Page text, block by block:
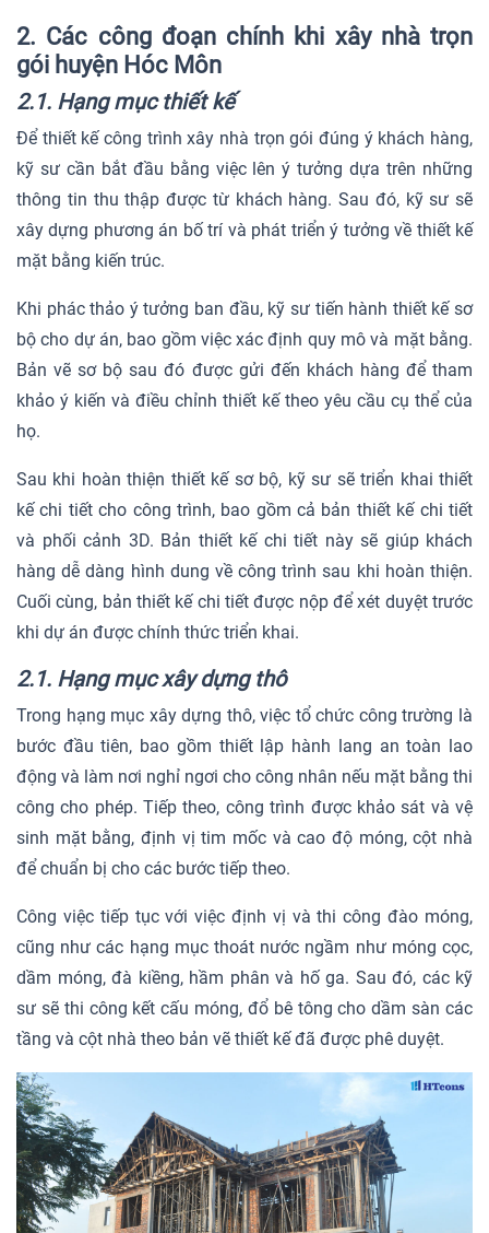
2. Các công đoạn chính khi xây nhà trọn
gói huyện Hóc Môn
2.1. Hạng mục thiết kế
Để thiết kế công trình xây nhà trọn gói đúng ý khách hàng,
kỹ sư cần bắt đầu bằng việc lên ý tưởng dựa trên những
thông tin thu thập được từ khách hàng. Sau đó, kỹ sư sẽ
xây dựng phương án bố trí và phát triển ý tưởng về thiết kế
mặt bằng kiến trúc.
Khi phác thảo ý tưởng ban đầu, kỹ sư tiến hành thiết kế sơ
bộ cho dự án, bao gồm việc xác định quy mô và mặt bằng.
Bản vẽ sơ bộ sau đó được gửi đến khách hàng để tham
khảo ý kiến và điều chỉnh thiết kế theo yêu cầu cụ thể của
họ.
Sau khi hoàn thiện thiết kế sơ bộ, kỹ sư sẽ triển khai thiết
kế chi tiết cho công trình, bao gồm cả bản thiết kế chi tiết
và phối cảnh 3D. Bản thiết kế chi tiết này sẽ giúp khách
hàng dễ dàng hình dung về công trình sau khi hoàn thiện.
Cuối cùng, bản thiết kế chi tiết được nộp để xét duyệt trước
khi dự án được chính thức triển khai.
2.1. Hạng mục xây dựng thô
Trong hạng mục xây dựng thô, việc tổ chức công trường là
bước đầu tiên, bao gồm thiết lập hành lang an toàn lao
động và làm nơi nghỉ ngơi cho công nhân nếu mặt bằng thi
công cho phép. Tiếp theo, công trình được khảo sát và vệ
sinh mặt bằng, định vị tim mốc và cao độ móng, cột nhà
để chuẩn bị cho các bước tiếp theo.
Công việc tiếp tục với việc định vị và thi công đào móng,
cũng như các hạng mục thoát nước ngầm như móng cọc,
dầm móng, đà kiềng, hầm phân và hố ga. Sau đó, các kỹ
sư sẽ thi công kết cấu móng, đổ bê tông cho dầm sàn các
tầng và cột nhà theo bản vẽ thiết kế đã được phê duyệt.